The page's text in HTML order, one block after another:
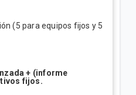
(5 para equipos fijos y 5
+ (informe
fijos.